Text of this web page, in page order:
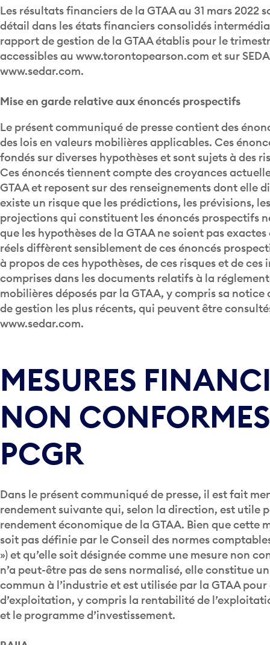
Les résultats financiers de la GTAA au 31 mars 2022
détail dans les états financiers consolidés
rapport de gestion de la GTAA établis pour le
accessibles au www.torontopearson.com et sur
www.sedar.com.
Mise en garde relative aux énoncés prospectifs
Le présent communiqué de presse contient des
des lois en valeurs mobilières applicables. Ces
fondés sur diverses hypothèses et sont sujets à des
Ces énoncés tiennent compte des croyances
GTAA et reposent sur des renseignements dont elle
existe un risque que les prédictions, les prévisions,
projections qui constituent les énoncés prospectifs
que les hypothèses de la GTAA ne soient pas
réels diffèrent sensiblement de ces énoncés
à propos de ces hypothèses, de ces risques et de
comprises dans les documents relatifs à la
mobilières déposés par la GTAA, y compris sa
de gestion les plus récents, qui peuvent être
www.sedar.com.
MESURES
NON
PCGR
Dans le présent communiqué de presse, il est fait
rendement suivante qui, selon la direction, est utile
rendement économique de la GTAA. Bien que cette
soit pas définie par le Conseil des normes
») et qu’elle soit désignée comme une mesure non
n’a peut-être pas de sens normalisé, elle constitue
commun à l’industrie et est utilisée par la GTAA
d’exploitation, y compris la rentabilité de
et le programme d’investissement.